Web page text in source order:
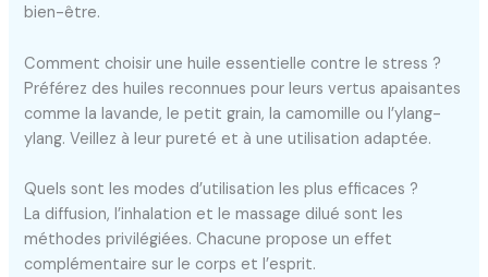
bien-être.
Comment choisir une huile essentielle contre le stress ?
Préférez des huiles reconnues pour leurs vertus apaisantes
comme la lavande, le petit grain, la camomille ou l’ylang-
ylang. Veillez à leur pureté et à une utilisation adaptée.
Quels sont les modes d’utilisation les plus efficaces ?
La diffusion, l’inhalation et le massage dilué sont les
méthodes privilégiées. Chacune propose un effet
complémentaire sur le corps et l’esprit.